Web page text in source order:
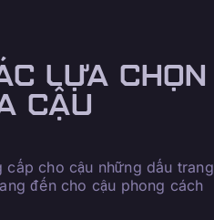
LỰA CHỌN
CẬU
cho cậu những dấu trang
đến cho cậu phong cách